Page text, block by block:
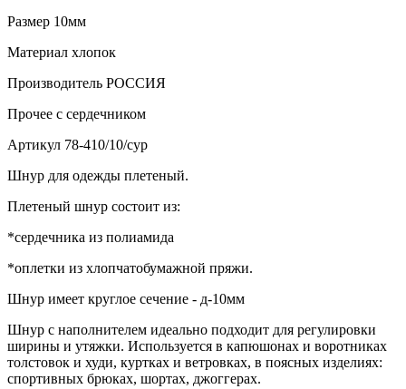
Размер 10мм
Материал хлопок
Производитель РОССИЯ
Прочее с сердечником
Артикул 78-410/10/сур
Шнур для одежды плетеный.
Плетеный шнур состоит из:
*сердечника из полиамида
*оплетки из хлопчатобумажной пряжи.
Шнур имеет круглое сечение - д-10мм
Шнур с наполнителем идеально подходит для регулировки
ширины и утяжки. Используется в капюшонах и воротниках
толстовок и худи, куртках и ветровках, в поясных изделиях:
спортивных брюках, шортах, джоггерах.